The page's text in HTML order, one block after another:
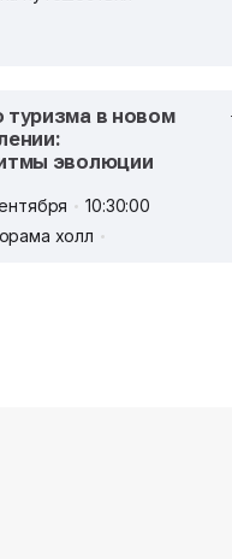
туризма в новом
эволюции
10:30:00
холл